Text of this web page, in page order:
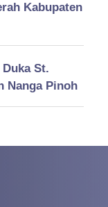
Kabupaten
St.
Nanga Pinoh